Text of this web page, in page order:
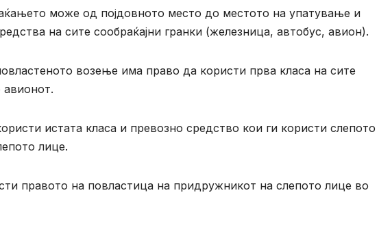
може од појдовното место до местото на упатување и
на сите сообраќајни гранки (железница, автобус, авион).
возење има право да користи прва класа на сите
авионот.
истата класа и превозно средство кои ги користи слепото
лице.
правото на повластица на придружникот на слепото лице во